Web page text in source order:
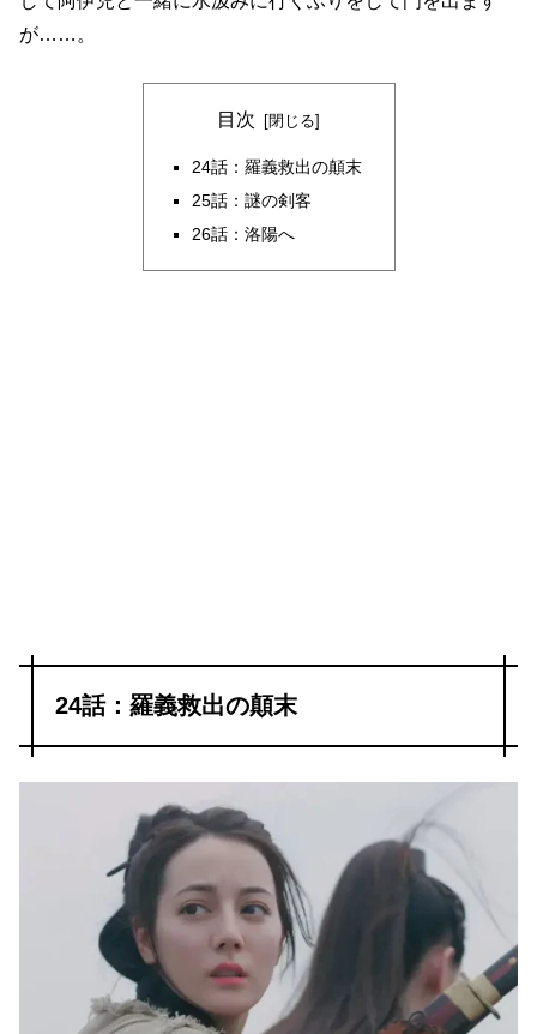
が……。
目次
24話：羅義救出の顛末
25話：謎の剣客
26話：洛陽へ
24話：羅義救出の顛末